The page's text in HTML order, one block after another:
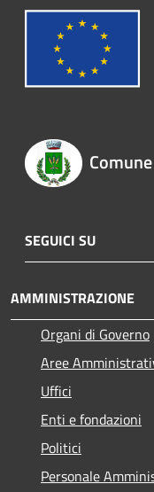
SEGUICI SU
AMMINISTRAZIONE
Organi di Governo
Aree
Uffici
Enti e fondazioni
Politici
Personale